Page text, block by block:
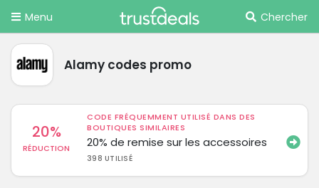
Menu Chercher
Alamy codes promo
20%
RÉDUCTION
CODE FRÉQUEMMENT UTILISÉ DANS DES
BOUTIQUES SIMILAIRES
20% de remise sur les accessoires
398 UTILISÉ